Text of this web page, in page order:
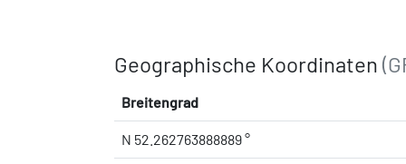
Geographische Koordinaten
Breitengrad
N 52.262763888889 °